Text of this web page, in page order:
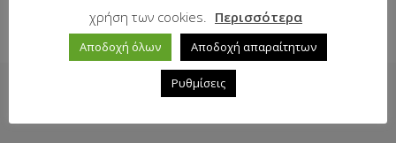
Δείτε επίσης
χρήση των cookies.
Περισσότερα
Αποδοχή όλων Αποδοχή απαραίτητων
Ρυθμίσεις